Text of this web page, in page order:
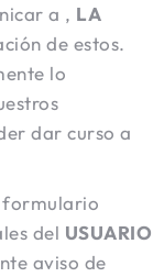
a , LA
de estos.
lo
dar curso a
formulario
del USUARIO
aviso de